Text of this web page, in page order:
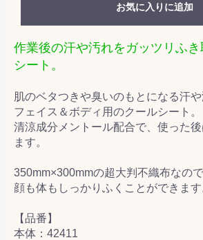
お気に入りに追加
作業後の汗や汚れをガッツリふ
シート。
肌のベタつきや臭いのもとになる汗や
フェイス＆ボディ用のクールシート。
清涼成分メントール配合で、使った
ます。
350mm×300mmの超大判不織布なので
顔も体もしっかりふくことができます
【品番】
本体：42411